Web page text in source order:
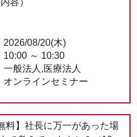
容）
2026/08/20(木)
10:00～ 10:30
一般法人,医療法人
オンラインセミナー
料】社長に万一があった場